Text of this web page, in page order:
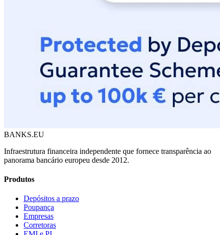
BANKS.EU
Infraestrutura financeira independente que fornece transparência ao
panorama bancário europeu desde 2012.
Produtos
Depósitos a prazo
Poupança
Empresas
Corretoras